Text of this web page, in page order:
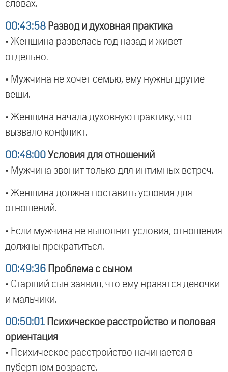
словах.
00:43:58 Развод и духовная практика
• Женщина развелась год назад и живет
отдельно.
• Мужчина не хочет семью, ему нужны другие
вещи.
• Женщина начала духовную практику, что
вызвало конфликт.
00:48:00 Условия для отношений
• Мужчина звонит только для интимных встреч.
• Женщина должна поставить условия для
отношений.
• Если мужчина не выполнит условия, отношения
должны прекратиться.
00:49:36 Проблема с сыном
• Старший сын заявил, что ему нравятся девочки
и мальчики.
00:50:01 Психическое расстройство и половая
ориентация
• Психическое расстройство начинается в
пубертном возрасте.